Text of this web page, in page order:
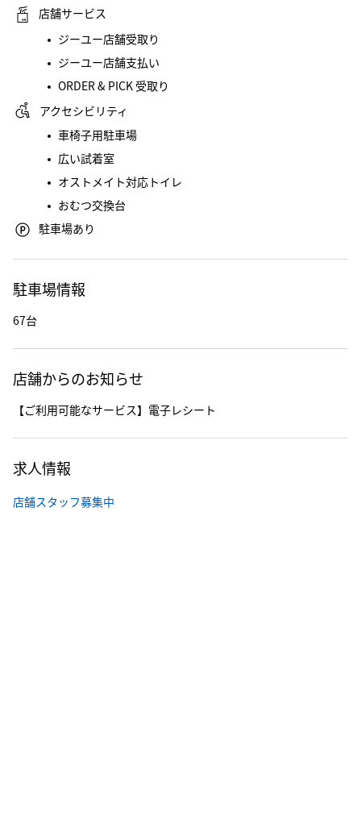
店舗サービス
ジーユー店舗受取り
ジーユー店舗支払い
ORDER & PICK 受取り
アクセシビリティ
車椅子用駐車場
広い試着室
オストメイト対応トイレ
おむつ交換台
駐車場あり
駐車場情報
67台
店舗からのお知らせ
【ご利用可能なサービス】電子レシート
求人情報
店舗スタッフ募集中